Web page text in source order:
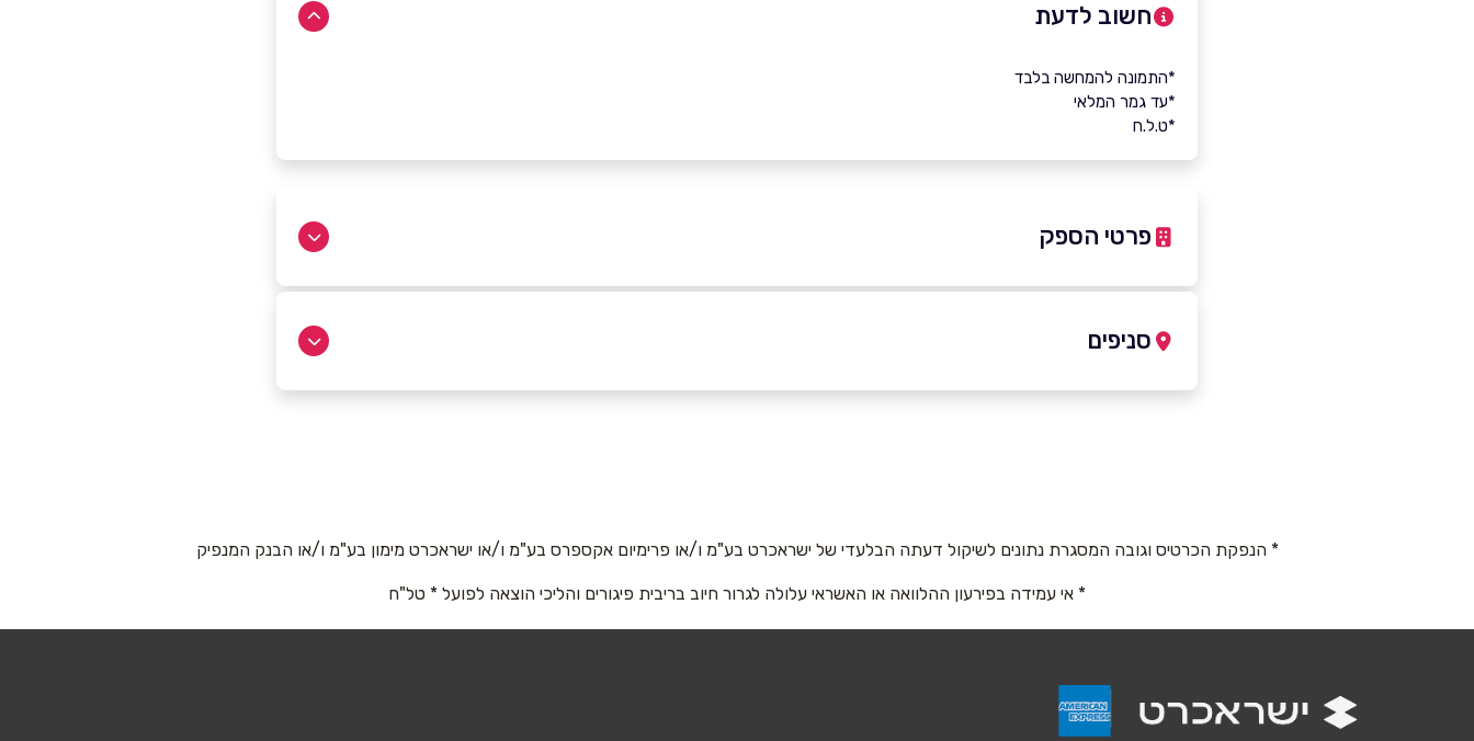
חשוב לדעת
*התמונה להמחשה בלבד
*עד גמר המלאי
*ט.ל.ח
פרטי הספק
נושא*
אנא חזרו אלי בקשר ל...
סניפים
* הנפקת הכרטיס וגובה המסגרת נתונים לשיקול דעתה הבלעדי של ישראכרט בע"מ ו/או פרימיום אקספרס בע"מ ו/או ישראכרט מימון בע"מ ו/או הבנק המנפיק
* אי עמידה בפירעון ההלוואה או האשראי עלולה לגרור חיוב בריבית פיגורים והליכי הוצאה לפועל * טל"ח